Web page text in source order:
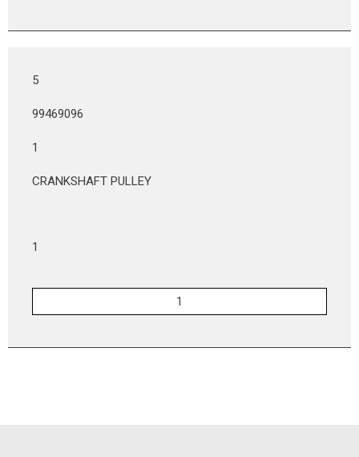
5
99469096
1
CRANKSHAFT PULLEY
1